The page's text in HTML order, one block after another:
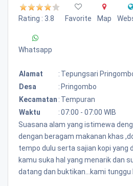
Rating : 3.8 Favorite Map
Whatsapp
Alamat : Tepungsari
Desa
: Pringombo
Kecamatan : Tempuran
Waktu
:07:00 - 07:00 WIB
Suasana alam yang istimewa
dengan beragam makanan khas
tempo dulu serta sajian kopi yang
kamu suka hal yang menarik dan
datang dan buktikan...kami tunggu